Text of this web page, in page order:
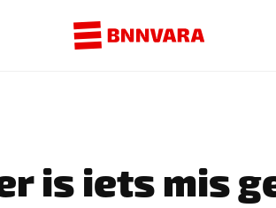
is iets mis